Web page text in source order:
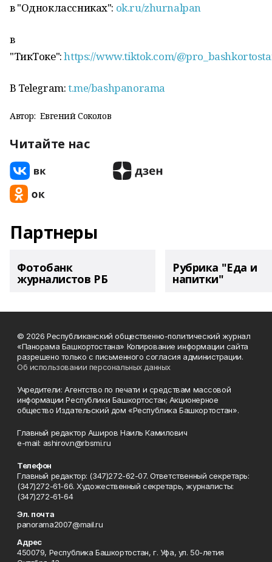
в "Одноклассниках": ok.ru/zhurnalpan
в
"ТикТоке":https://www.tiktok.com/
В Telegram:t.me/bashpanorama
Автор: Евгений Соколов
Читайте нас
Партнеры
Фотобанк
журналистов РБ
Рубрика "Еда и
напитки"
© 2026 Республиканский общественно-политический журнал
«Панорама Башкортостана» Копирование информации сайта
разрешено только с письменного согласия администрации.
Об использовании персональных данных
Учредители: Агентство по печати и средствам массовой
информации Республики Башкортостан; Акционерное
общество Издательский дом «Республика Башкортостан».
Главный редактор Аширов Наиль Камилович
e-mail: ashirov.n@rbsmi.ru
Телефон
Главный редактор: (347)272-62-07. Ответственный секретарь:
(347)272-61-66. Художественный секретарь, журналисты:
(347)272-61-64
Эл. почта
panorama2007@mail.ru
Адрес
450079, Республика Башкортостан, г. Уфа, ул. 50-летия